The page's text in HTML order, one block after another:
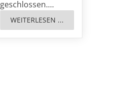
geschlossen.…
WEITERLESEN ...